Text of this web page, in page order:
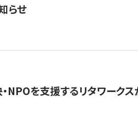
らせ
NPOを支援するリタワーク